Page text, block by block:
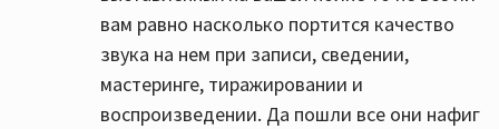
вам равно насколько портится качество
звука на нем при записи, сведении,
мастеринге, тиражировании и
воспроизведении. Да пошли все они нафиг